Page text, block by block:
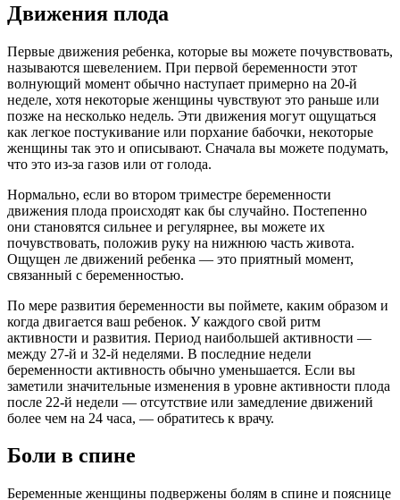
Движения плода
Первые движения ребенка, которые вы можете почувствовать,
называются шевелением. При первой беременности этот
волнующий момент обычно наступает примерно на 20-й
неделе, хотя некоторые женщины чувствуют это раньше или
позже на несколько недель. Эти движения могут ощущаться
как легкое постукивание или порхание бабочки, некоторые
женщины так это и описывают. Сначала вы можете подумать,
что это из-за газов или от голода.
Нормально, если во втором триместре беременности
движения плода происходят как бы случайно. Постепенно
они становятся сильнее и регулярнее, вы можете их
почувствовать, положив руку на нижнюю часть живота.
Ощущен ле движений ребенка — это приятный момент,
связанный с беременностью.
По мере развития беременности вы поймете, каким образом и
когда двигается ваш ребенок. У каждого cвой ритм
активности и развития. Период наибольшей активности —
между 27-й и 32-й неделями. В последние недели
беременности активность обычно уменьшается. Если вы
заметили значительные изменения в уровне активности плода
после 22-й недели — отсутствие или замедление движений
более чем на 24 часа, — обратитесь к врачу.
Боли в спине
Беременные женщины подвержены болям в спине и пояснице